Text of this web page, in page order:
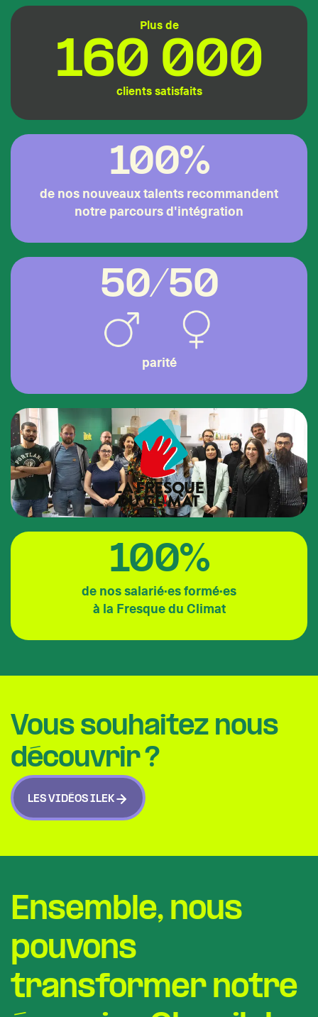
Plus de
160 000
clients satisfaits
100%
de nos nouveaux talents recommandent
notre parcours d'intégration
50/50
parité
100%
de nos salarié·es formé·es
à la Fresque du Climat
Vous souhaitez nous
découvrir ?
LES VIDÉOS ILEK
Ensemble, nous
pouvons
transformer notre